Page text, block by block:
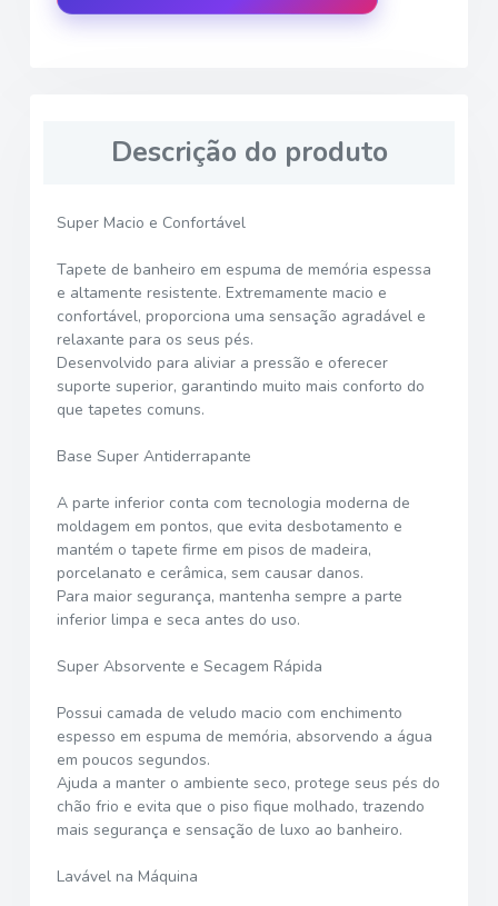
Descrição do produto
Super Macio e Confortável
Tapete de banheiro em espuma de memória espessa
e altamente resistente. Extremamente macio e
confortável, proporciona uma sensação agradável e
relaxante para os seus pés.
Desenvolvido para aliviar a pressão e oferecer
suporte superior, garantindo muito mais conforto do
que tapetes comuns.
Base Super Antiderrapante
A parte inferior conta com tecnologia moderna de
moldagem em pontos, que evita desbotamento e
mantém o tapete firme em pisos de madeira,
porcelanato e cerâmica, sem causar danos.
Para maior segurança, mantenha sempre a parte
inferior limpa e seca antes do uso.
Super Absorvente e Secagem Rápida
Possui camada de veludo macio com enchimento
espesso em espuma de memória, absorvendo a água
em poucos segundos.
Ajuda a manter o ambiente seco, protege seus pés do
chão frio e evita que o piso fique molhado, trazendo
mais segurança e sensação de luxo ao banheiro.
Lavável na Máquina